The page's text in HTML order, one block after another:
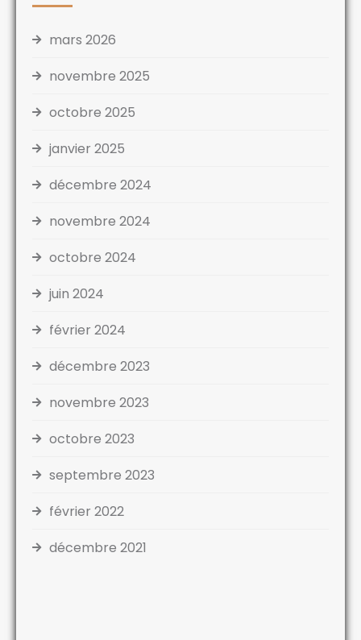
mars 2026
novembre 2025
octobre 2025
janvier 2025
décembre 2024
novembre 2024
octobre 2024
juin 2024
février 2024
décembre 2023
novembre 2023
octobre 2023
septembre 2023
février 2022
décembre 2021